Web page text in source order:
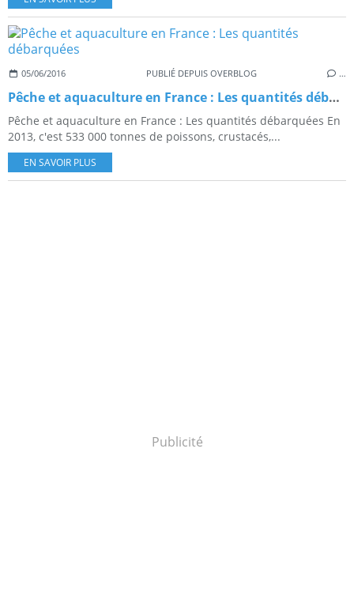
05/06/2016 PUBLIÉ DEPUIS OVERBLOG …
Pêche et aquaculture en France : Les quantités débarquées
Pêche et aquaculture en France : Les quantités débarquées En
2013, c'est 533 000 tonnes de poissons, crustacés,...
EN SAVOIR PLUS
Publicité